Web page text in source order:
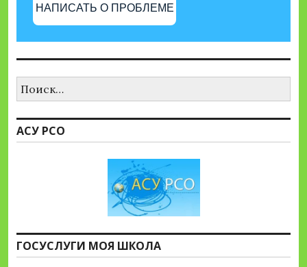
НАПИСАТЬ О ПРОБЛЕМЕ
АСУ РСО
ГОСУСЛУГИ МОЯ ШКОЛА